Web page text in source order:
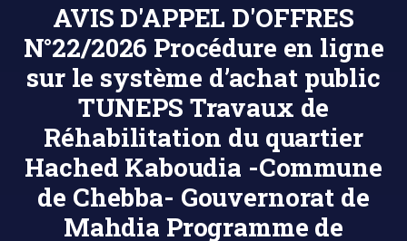
AVIS D'APPEL D'OFFRES
N°22/2026 Procédure en ligne
sur le système d’achat public
TUNEPS Travaux de
Réhabilitation du quartier
Hached Kaboudia -Commune
de Chebba- Gouvernorat de
Mahdia Programme de